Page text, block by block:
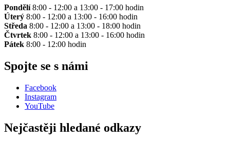
Pondělí8:00 - 12:00 a 13:00 - 17:00 hodin
Úterý 8:00 - 12:00 a 13:00 - 16:00 hodin
Středa 8:00 - 12:00 a 13:00 - 18:00 hodin
Čtvrtek 8:00 - 12:00 a 13:00 - 16:00 hodin
Pátek 8:00 - 12:00 hodin
Spojte se s námi
Facebook
Instagram
YouTube
Nejčastěji hledané odkazy